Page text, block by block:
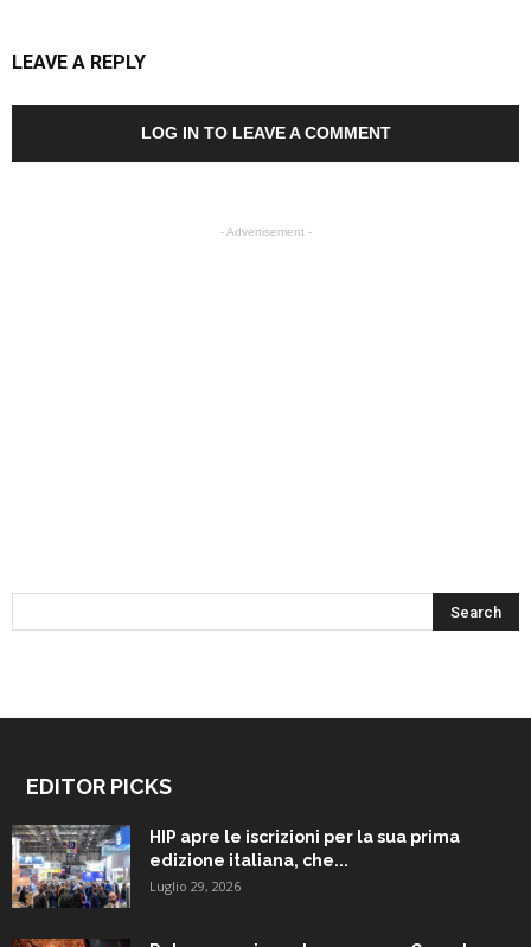
LEAVE A REPLY
LOG IN TO LEAVE A COMMENT
- Advertisement -
EDITOR PICKS
HIP apre le iscrizioni per la sua prima
edizione italiana, che...
Luglio 29, 2026